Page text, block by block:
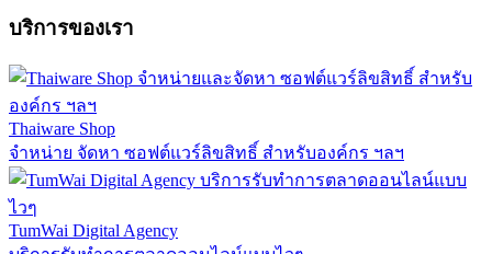
บริการของเรา
Thaiware Shop
จำหน่าย จัดหา ซอฟต์แวร์ลิขสิทธิ์ สำหรับองค์กร ฯลฯ
TumWai Digital Agency